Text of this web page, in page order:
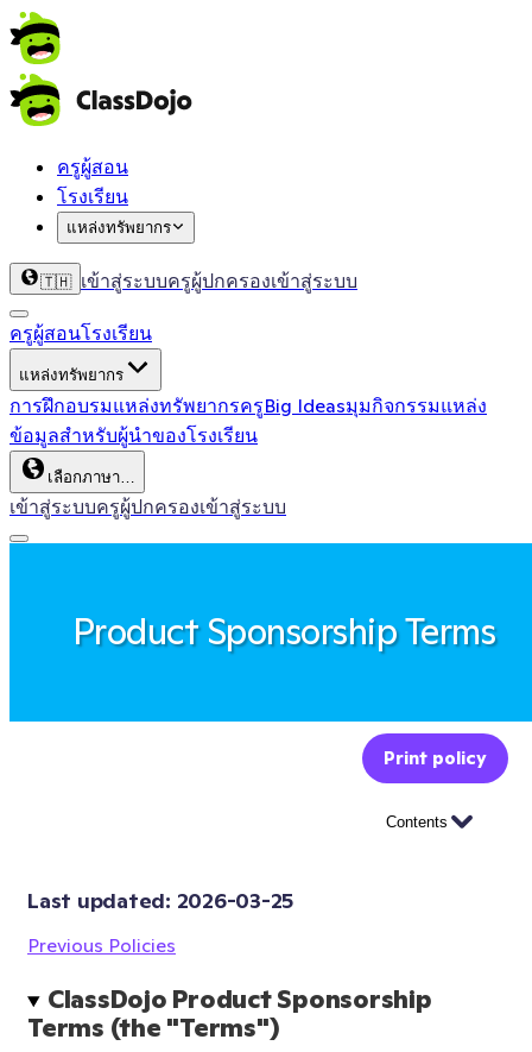
ครูผู้สอน
โรงเรียน
แหล่งทรัพยากร
🇹🇭 เข้าสู่ระบบครูผู้ปกครองเข้าสู่ระบบ
ครูผู้สอนโรงเรียน
แหล่งทรัพยากร
การฝึกอบรมแหล่งทรัพยากรครูBig Ideasมุมกิจกรรมแหล่ง
ข้อมูลสำหรับผู้นำของโรงเรียน
เลือกภาษา…
เข้าสู่ระบบครูผู้ปกครองเข้าสู่ระบบ
Product Sponsorship Terms
Print policy
Contents
Last updated: 2026-03-25
Previous Policies
ClassDojo Product Sponsorship
Terms (the "Terms")